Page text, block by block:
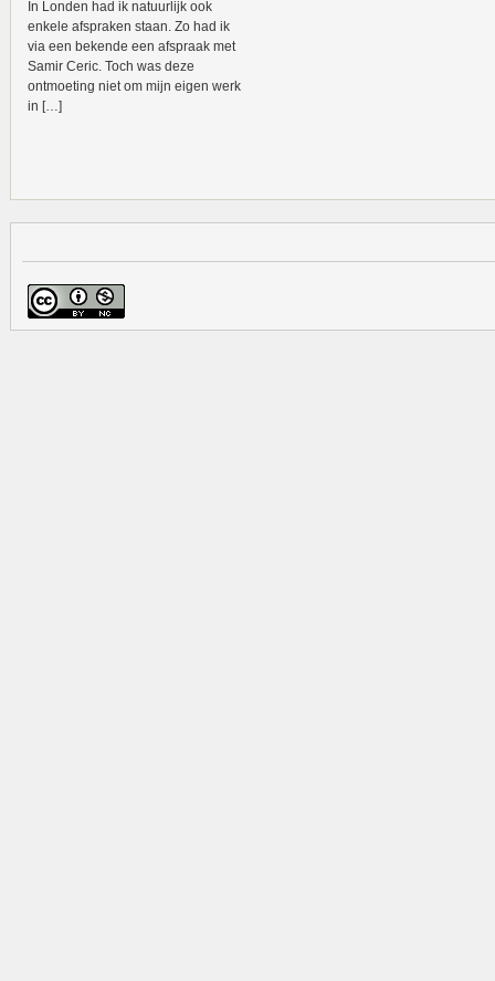
In Londen had ik natuurlijk ook
enkele afspraken staan. Zo had ik
via een bekende een afspraak met
Samir Ceric. Toch was deze
ontmoeting niet om mijn eigen werk
in […]